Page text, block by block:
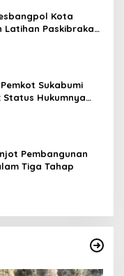
Kota
Latihan Paskibraka
Sukabumi
Status Hukumnya
Pembangunan
Tiga Tahap